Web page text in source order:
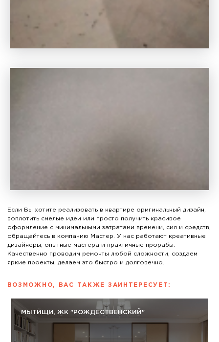
Если Вы хотите реализовать в квартире оригинальный дизайн,
воплотить смелые идеи или просто получить красивое
оформление с минимальными затратами времени, сил и средств,
обращайтесь в компанию Мастер. У нас работают креативные
дизайнеры, опытные мастера и практичные прорабы.
Качественно проводим ремонты любой сложности, создаем
яркие проекты, делаем это быстро и долговечно.
ВОЗМОЖНО, ВАС ТАКЖЕ ЗАИНТЕРЕСУЕТ:
МЫТИЩИ, ЖК "РОЖДЕСТВЕНСКИЙ"
стиль видоизменяется, подстраиваясь под особенности
и веяния текущего периода.
Подробнее
Облицовка стен плиткой – способ, который
традиционно используется в ремонте санузла и кухни
(при отделке рабочей зоны). Достоинства
керамической плитки очевидны – прочность,